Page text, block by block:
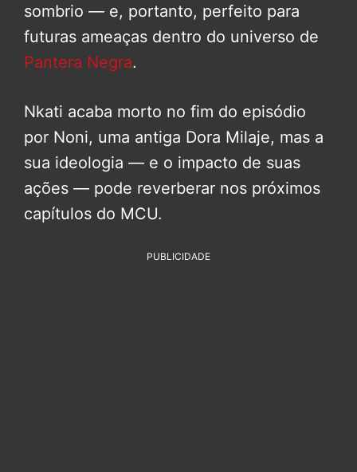
sombrio — e, portanto, perfeito para
futuras ameaças dentro do universo de
Pantera Negra.
Nkati acaba morto no fim do episódio
por Noni, uma antiga Dora Milaje, mas a
sua ideologia — e o impacto de suas
ações — pode reverberar nos próximos
capítulos do MCU.
PUBLICIDADE